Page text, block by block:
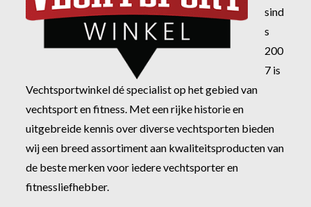
sind
s
200
7 is
Vechtsportwinkel dé specialist op het gebied van
vechtsport en fitness. Met een rijke historie en
uitgebreide kennis over diverse vechtsporten bieden
wij een breed assortiment aan kwaliteitsproducten van
de beste merken voor iedere vechtsporter en
fitnessliefhebber.